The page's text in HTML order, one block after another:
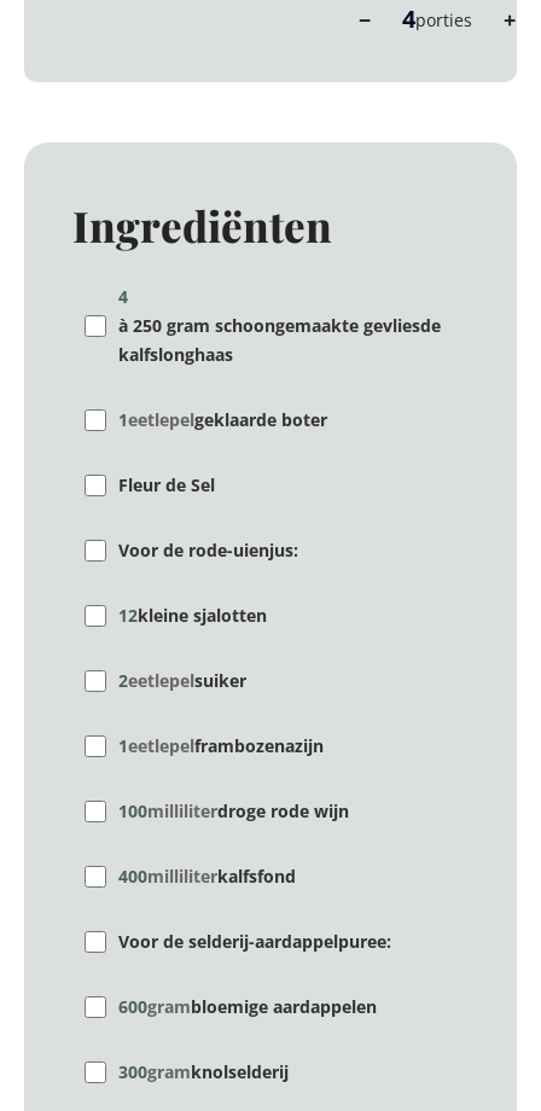
− 4porties +
Ingrediënten
4
à 250 gram schoongemaakte gevliesde
kalfslonghaas
1eetlepelgeklaarde boter
Fleur de Sel
Voor de rode-uienjus:
12kleine sjalotten
2eetlepelsuiker
1eetlepelframbozenazijn
100milliliterdroge rode wijn
400milliliterkalfsfond
Voor de selderij-aardappelpuree:
600grambloemige aardappelen
300gramknolselderij